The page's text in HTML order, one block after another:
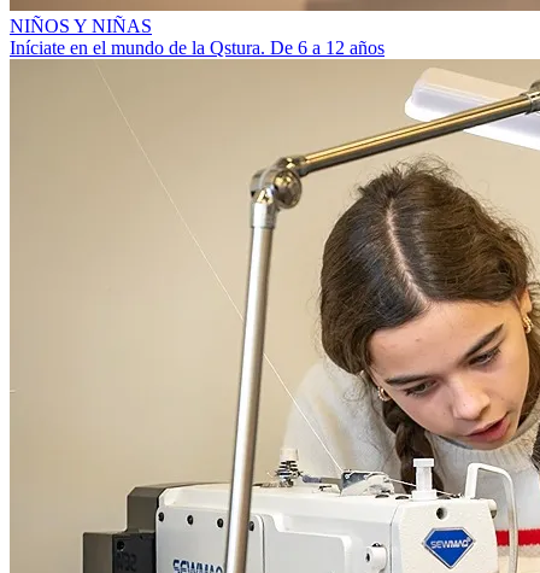
NIÑOS Y NIÑAS
Iníciate en el mundo de la Qstura. De 6 a 12 años